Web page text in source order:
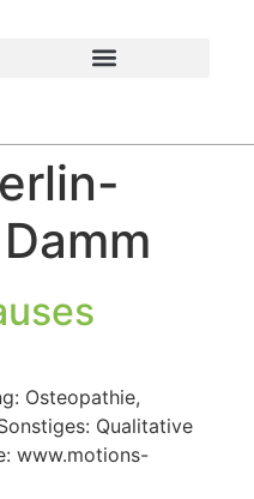
Osteopathie,
Qualitative
www.motions-